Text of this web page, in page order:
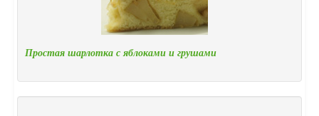
Простая шарлотка с яблоками и грушами